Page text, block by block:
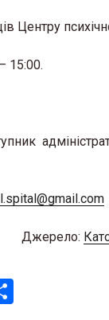
Центру
15:00.
Джерело: